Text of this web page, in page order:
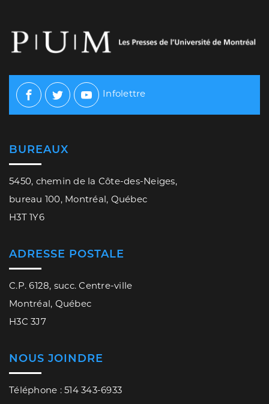
Facebook
TwitterYoutube
Infolettre
BUREAUX
5450, chemin de la Côte-des-Neiges,
bureau 100, Montréal, Québec
H3T 1Y6
ADRESSE POSTALE
C.P. 6128, succ. Centre-ville
Montréal, Québec
H3C 3J7
NOUS JOINDRE
Téléphone : 514 343-6933